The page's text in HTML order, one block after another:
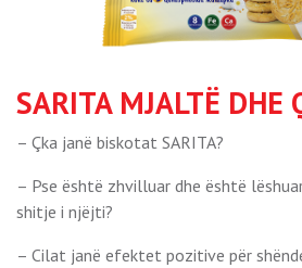
SARITA MJALTË DHE
– Çka janë biskotat SARITA?
– Pse është zhvilluar dhe është
shitje i njëjti?
– Cilat janë efektet pozitive për